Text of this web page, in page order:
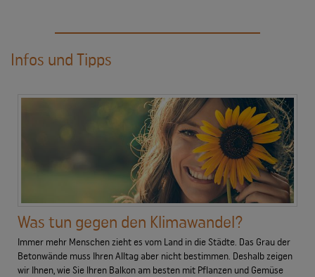
Infos und Tipps
Was tun gegen den Klimawandel?
Immer mehr Menschen zieht es vom Land in die Städte. Das Grau der
Betonwände muss Ihren Alltag aber nicht bestimmen. Deshalb zeigen
wir Ihnen, wie Sie Ihren Balkon am besten mit Pflanzen und Gemüse